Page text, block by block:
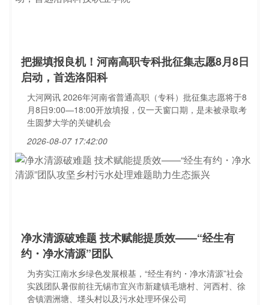
把握填报良机！河南高职专科批征集志愿8月8日
启动，首选洛阳科
大河网讯 2026年河南省普通高职（专科）批征集志愿将于8
月8日9:00—18:00开放填报，仅一天窗口期，是未被录取考
生圆梦大学的关键机会
2026-08-07 17:42:00
净水清源破难题 技术赋能提质效——“经生有
约・净水清源”团队
为夯实江南水乡绿色发展根基，“经生有约・净水清源”社会
实践团队暑假前往无锡市宜兴市新建镇毛塘村、河西村、徐
舍镇泗洲塘、堘头村以及污水处理环保公司